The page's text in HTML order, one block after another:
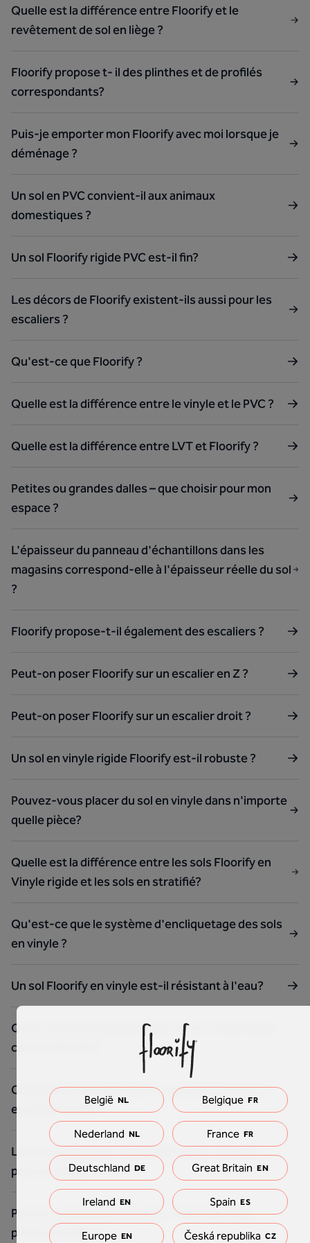
Quelle est la différence entre Floorify et le
revêtement de sol en liège ?
Floorify propose t- il des plinthes et de profilés
correspondants?
Puis-je emporter mon Floorify avec moi lorsque je
déménage ?
Un sol en PVC convient-il aux animaux
domestiques ?
Un sol Floorify rigide PVC est-il fin?
Les décors de Floorify existent-ils aussi pour les
escaliers ?
Qu'est-ce que Floorify ?
Quelle est la différence entre le vinyle et le PVC ?
Quelle est la différence entre LVT et Floorify ?
Petites ou grandes dalles – que choisir pour mon
espace ?
L'épaisseur du panneau d'échantillons dans les
magasins correspond-elle à l'épaisseur réelle du sol
?
Floorify propose-t-il également des escaliers ?
Peut-on poser Floorify sur un escalier en Z ?
Peut-on poser Floorify sur un escalier droit ?
Un sol en vinyle rigide Floorify est-il robuste ?
Pouvez-vous placer du sol en vinyle dans n'importe
quelle pièce?
Quelle est la différence entre les sols Floorify en
Vinyle rigide et les sols en stratifié?
Qu'est-ce que le système d'encliquetage des sols
en vinyle ?
Un sol Floorify en vinyle est-il résistant à l'eau?
Quels sont les avantages des sols en vinyle rigide
comme Floorify?
Combien de marches faut-il commander pour un
escalier Floorify ?
Les sols Floorify en vinyle rigide sont-ils nocifs
pour la santé?
Pouvez-vous placer un sol en vinyle dans des
pièces humides?
België NL Belgique FR
Nederland NL France FR
Deutschland DE Great Britain EN
Ireland EN Spain ES
Europe EN Česká republika CZ